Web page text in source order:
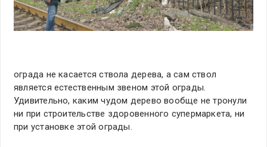
ограда не касается ствола дерева, а сам ствол
является естественным звеном этой ограды.
Удивительно, каким чудом дерево вообще не тронули
ни при строительстве здоровенного супермаркета, ни
при установке этой ограды.